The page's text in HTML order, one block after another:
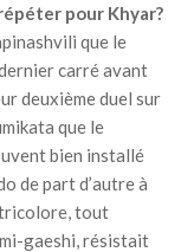
pour Khyar?
que le
carré avant
deuxième duel sur
que le
bien installé
de part d’autre à
tricolore, tout
gaeshi, résistait